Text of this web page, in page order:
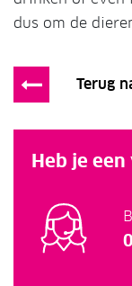
dus om de
Terug
Heb je een